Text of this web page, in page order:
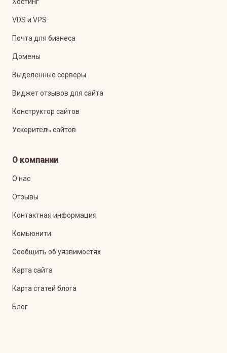
VDS и VPS
Почта для бизнеса
Домены
Выделенные серверы
Виджет отзывов для сайта
Конструктор сайтов
Ускоритель сайтов
О компании
О нас
Отзывы
Контактная информация
Комьюнити
Сообщить об уязвимостях
Карта сайта
Карта статей блога
Блог